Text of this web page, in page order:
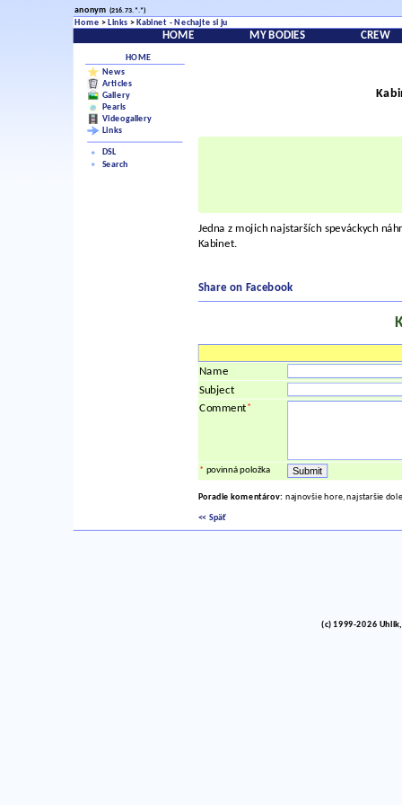
anonym (216.73.*.*)
Home > Links > Kabinet - Nechajte si ju
HOME MY BODIES CREW
HOME
News
Articles
Gallery
Pearls
Videogallery
Links
DSL
Search
Jedna z mojich najstarších speváckych
Kabinet.
Share on Facebook
Name
Subject
Comment*
* povinná položka
Poradie komentárov: najnovšie hore, najstaršie dole
<< Späť
(c) 1999-2026 Uhlik,